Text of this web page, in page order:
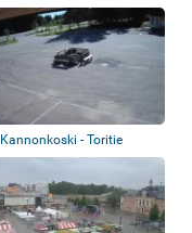
Kannonkoski - Toritie